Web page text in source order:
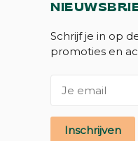
Schrijf je in op
promoties en
Inschrijven